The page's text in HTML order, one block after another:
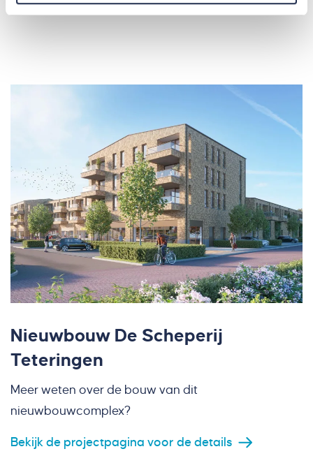
Nieuwbouw De Scheperij
Teteringen
Meer weten over de bouw van dit
nieuwbouwcomplex?
Bekijk de projectpagina voor de details